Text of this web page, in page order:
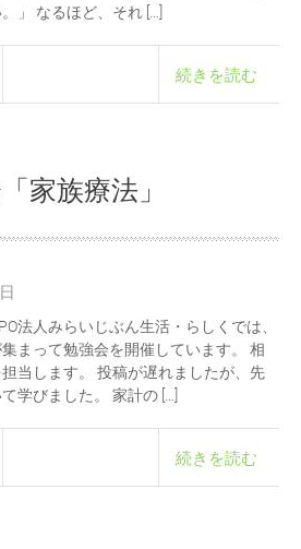
」 なるほど、それ […]
続きを読む
家族療法」
法人みらいじぶん生活・らしくでは、
まって勉強会を開催しています。 相
当します。 投稿が遅れましたが、先
学びました。 家計の […]
続きを読む